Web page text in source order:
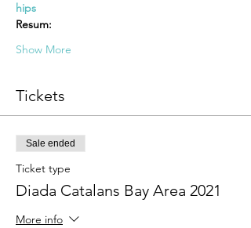
hips
Resum:
Show More
Tickets
Sale ended
Ticket type
Diada Catalans Bay Area 2021
More info